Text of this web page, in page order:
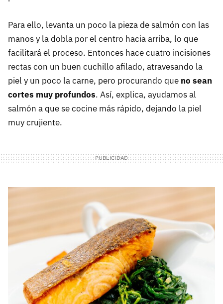
Para ello, levanta un poco la pieza de salmón con las
manos y la dobla por el centro hacia arriba, lo que
facilitará el proceso. Entonces hace cuatro incisiones
rectas con un buen cuchillo afilado, atravesando la
piel y un poco la carne, pero procurando que no sean
cortes muy profundos. Así, explica, ayudamos al
salmón a que se cocine más rápido, dejando la piel
muy crujiente.